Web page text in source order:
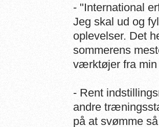
- "International
Jeg skal ud og
oplevelser. Det
sommerens
værktøjer fra
- Rent
andre
på at svømme